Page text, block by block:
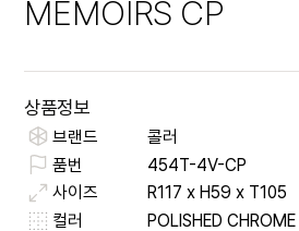
MEMOIRS CP
상품정보
브랜드
콜러
품번
454T-4V-CP
사이즈
R117 x H59 x T105
컬러
POLISHED CHROME